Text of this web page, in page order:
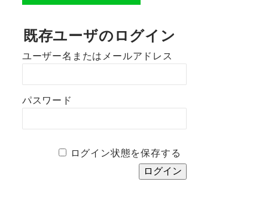
既存ユーザのログイン
ユーザー名またはメールアドレス
パスワード
ログイン状態を保存する